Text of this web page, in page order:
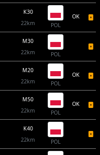
K30
22km
POL
OK
M30
22km
POL
M20
22km
POL
OK
M50
22km
POL
OK
K40
22km
POL